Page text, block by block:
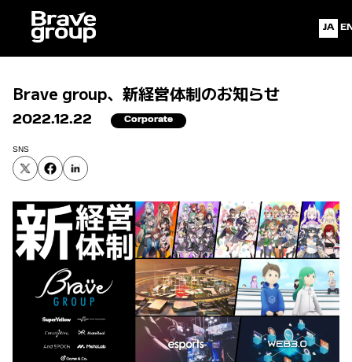
Brave group、新経営体制のお知らせ
2022.12.22 Corporate
SNS